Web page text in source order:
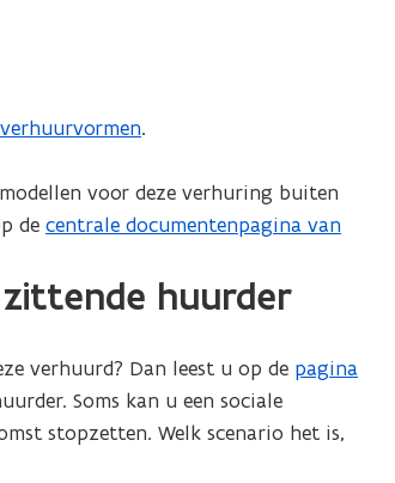
.
voor deze verhuring buiten
decentrale documentenpagina van
huurder
verhuurd? Dan leest u op de pagina
Soms kan u een sociale
stopzetten. Welk scenario het is,